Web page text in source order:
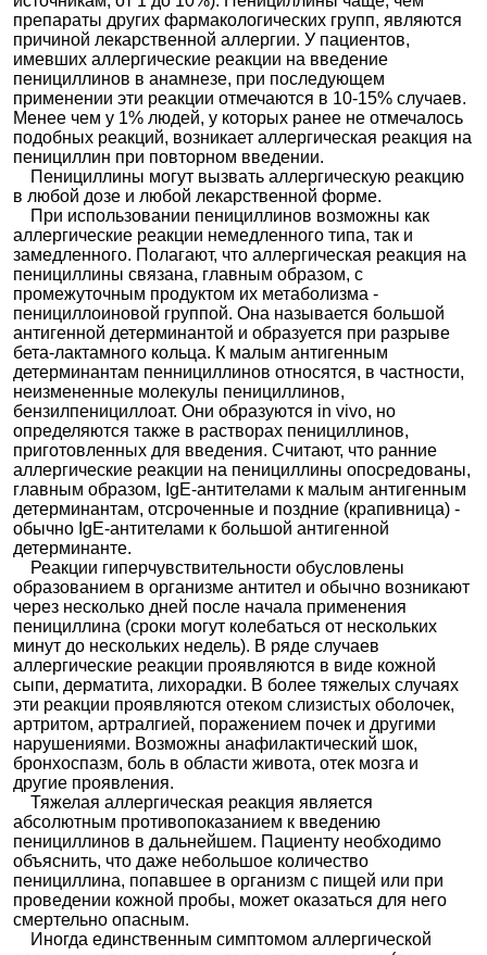
препараты других фармакологических групп, являются
причиной лекарственной аллергии. У пациентов,
имевших аллергические реакции на введение
пенициллинов в анамнезе, при последующем
применении эти реакции отмечаются в 10-15% случаев.
Менее чем у 1% людей, у которых ранее не отмечалось
подобных реакций, возникает аллергическая реакция на
пенициллин при повторном введении.
Пенициллины могут вызвать аллергическую реакцию
в любой дозе и любой лекарственной форме.
При использовании пенициллинов возможны как
аллергические реакции немедленного типа, так и
замедленного. Полагают, что аллергическая реакция на
пенициллины связана, главным образом, с
промежуточным продуктом их метаболизма -
пенициллоиновой группой. Она называется большой
антигенной детерминантой и образуется при разрыве
бета-лактамного кольца. К малым антигенным
детерминантам пеннициллинов относятся, в частности,
неизмененные молекулы пенициллинов,
бензилпенициллоат. Они образуются in vivo, но
определяются также в растворах пенициллинов,
приготовленных для введения. Считают, что ранние
аллергические реакции на пенициллины опосредованы,
главным образом, IgE-антителами к малым антигенным
детерминантам, отсроченные и поздние (крапивница) -
обычно IgE-антителами к большой антигенной
детерминанте.
Реакции гиперчувствительности обусловлены
образованием в организме антител и обычно возникают
через несколько дней после начала применения
пенициллина (сроки могут колебаться от нескольких
минут до нескольких недель). В ряде случаев
аллергические реакции проявляются в виде кожной
сыпи, дерматита, лихорадки. В более тяжелых случаях
эти реакции проявляются отеком слизистых оболочек,
артритом, артралгией, поражением почек и другими
нарушениями. Возможны анафилактический шок,
бронхоспазм, боль в области живота, отек мозга и
другие проявления.
Тяжелая аллергическая реакция является
абсолютным противопоказанием к введению
пенициллинов в дальнейшем. Пациенту необходимо
объяснить, что даже небольшое количество
пенициллина, попавшее в организм с пищей или при
проведении кожной пробы, может оказаться для него
смертельно опасным.
Иногда единственным симптомом аллергической